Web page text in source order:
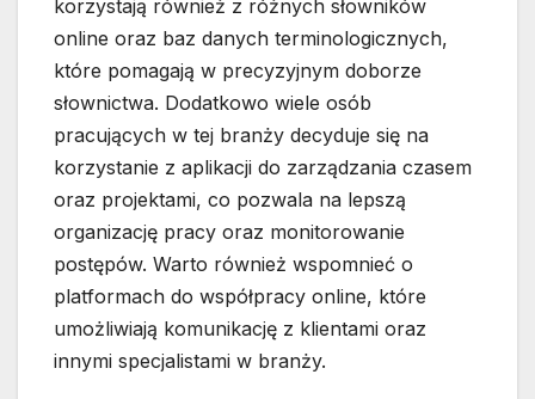
korzystają również z różnych słowników
online oraz baz danych terminologicznych,
które pomagają w precyzyjnym doborze
słownictwa. Dodatkowo wiele osób
pracujących w tej branży decyduje się na
korzystanie z aplikacji do zarządzania czasem
oraz projektami, co pozwala na lepszą
organizację pracy oraz monitorowanie
postępów. Warto również wspomnieć o
platformach do współpracy online, które
umożliwiają komunikację z klientami oraz
innymi specjalistami w branży.